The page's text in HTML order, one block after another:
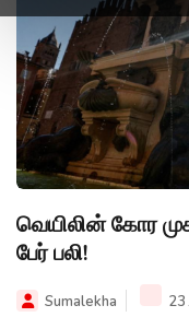
வெயிலின் கோர
பேர் பலி!
Sumalekha 23